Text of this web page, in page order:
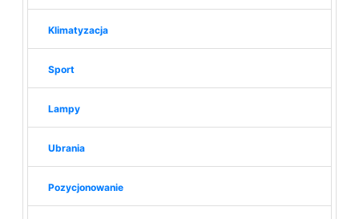
Klimatyzacja
Sport
Lampy
Ubrania
Pozycjonowanie